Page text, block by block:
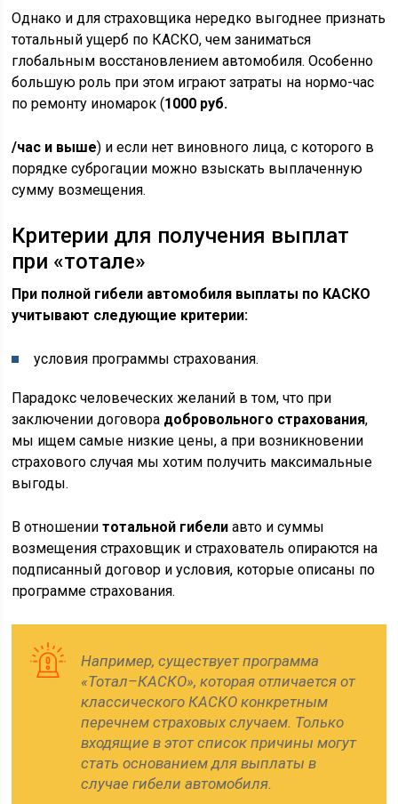
Однако и для страховщика нередко выгоднее признать
тотальный ущерб по КАСКО, чем заниматься
глобальным восстановлением автомобиля. Особенно
большую роль при этом играют затраты на нормо-час
по ремонту иномарок (1000 руб.
/час и выше) и если нет виновного лица, с которого в
порядке суброгации можно взыскать выплаченную
сумму возмещения.
Критерии для получения выплат
при «тотале»
При полной гибели автомобиля выплаты по КАСКО
учитывают следующие критерии:
условия программы страхования.
Парадокс человеческих желаний в том, что при
заключении договора добровольного страхования,
мы ищем самые низкие цены, а при возникновении
страхового случая мы хотим получить максимальные
выгоды.
В отношениитотальной гибели авто и суммы
возмещения страховщик и страхователь опираются на
подписанный договор и условия, которые описаны по
программе страхования.
Например, существует программа
«Тотал–КАСКО», которая отличается от
классического КАСКО конкретным
перечнем страховых случаем. Только
входящие в этот список причины могут
стать основанием для выплаты в
случае гибели автомобиля.